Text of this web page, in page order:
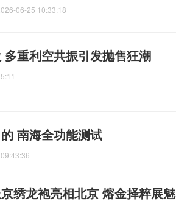
06-25 10:33:18
重利空共振引发抛售狂潮
南海全功能测试
绣龙袍亮相北京 熔金择粹展魅